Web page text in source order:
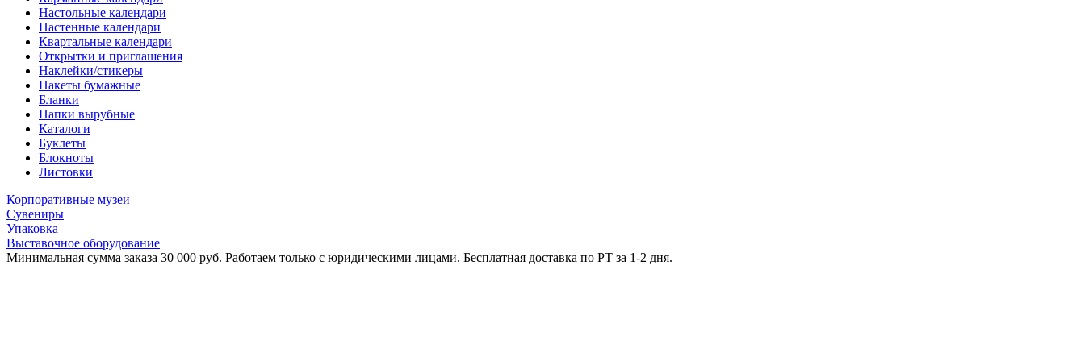
Настольные календари
Настенные календари
Квартальные календари
Открытки и приглашения
Наклейки/стикеры
Пакеты бумажные
Бланки
Папки вырубные
Каталоги
Буклеты
Блокноты
Листовки
Корпоративные музеи
Сувениры
Упаковка
Выставочное оборудование
Минимальная сумма заказа 30 000 руб. Работаем только с юридическими лицами. Бесплатная доставка по РТ за 1-2 дня.